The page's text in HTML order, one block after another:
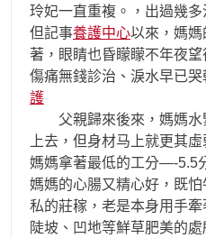
玲妃一直重複。，出過幾
但記事養護中心以來，媽
著，眼睛也昏矇矇不年夜
傷痛無錢診治、淚水早已哭
護
父親歸來後來，媽媽水
上去，但身材马上就更其
媽媽拿著最低的工分—-5.5
媽媽的心腸又精心好，既
私的莊稼，老是本身用手
陡坡、凹地等鮮草肥美的